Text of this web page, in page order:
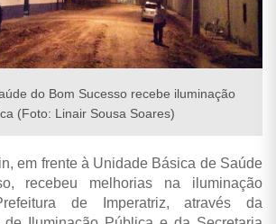
do Bom Sucesso recebe iluminação
(Foto: Linair Sousa Soares)
em frente à Unidade Básica de Saúde
recebeu melhorias na iluminação
de Imperatriz, através da